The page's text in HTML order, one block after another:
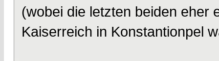
(wobei die letzten beiden eher
Kaiserreich in Konstantionpel